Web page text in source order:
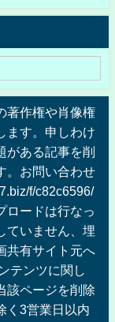
著作権や肖像権
ます。申しわけ
がある記事を削
。お問い合わせ
f/c82c6596/
ロードは行なっ
ていません、埋
共有サイト元へ
テンツに関し
該ページを削除
く3営業日以内